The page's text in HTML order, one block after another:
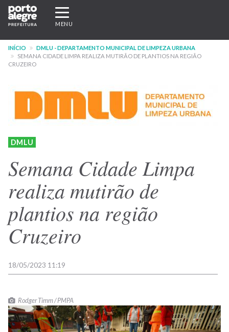
Pular
para
conteúdo
principal
Expandir/recolher
navegação
MENU
INÍCIO
DMLU - DEPARTAMENTO MUNICIPAL DE LIMPEZA URBANA
SEMANA CIDADE LIMPA REALIZA MUTIRÃO DE PLANTIOS NA REGIÃO
CRUZEIRO
DMLU
Semana Cidade Limpa
realiza mutirão de
plantios na região
Cruzeiro
18/05/2023 11:19
Rodger Timm / PMPA